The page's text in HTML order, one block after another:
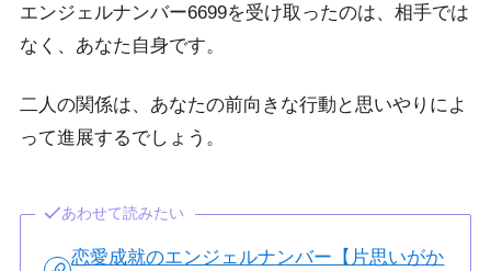
エンジェルナンバー6699を受け取ったのは、相手では
なく、あなた自身です。
二人の関係は、あなたの前向きな行動と思いやりによ
って進展するでしょう。
あわせて読みたい
恋愛成就のエンジェルナンバー【片思いがか